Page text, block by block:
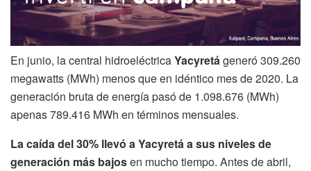
En junio, la central hidroeléctricaYacyretágeneró 309.260
megawatts (MWh) menos que en idéntico mes de 2020. La
generación bruta de energía pasó de 1.098.676 (MWh)
apenas 789.416 MWh en términos mensuales.
La caída del 30% llevó a Yacyretá a sus niveles de
generación más bajosen mucho tiempo. Antes de abril,